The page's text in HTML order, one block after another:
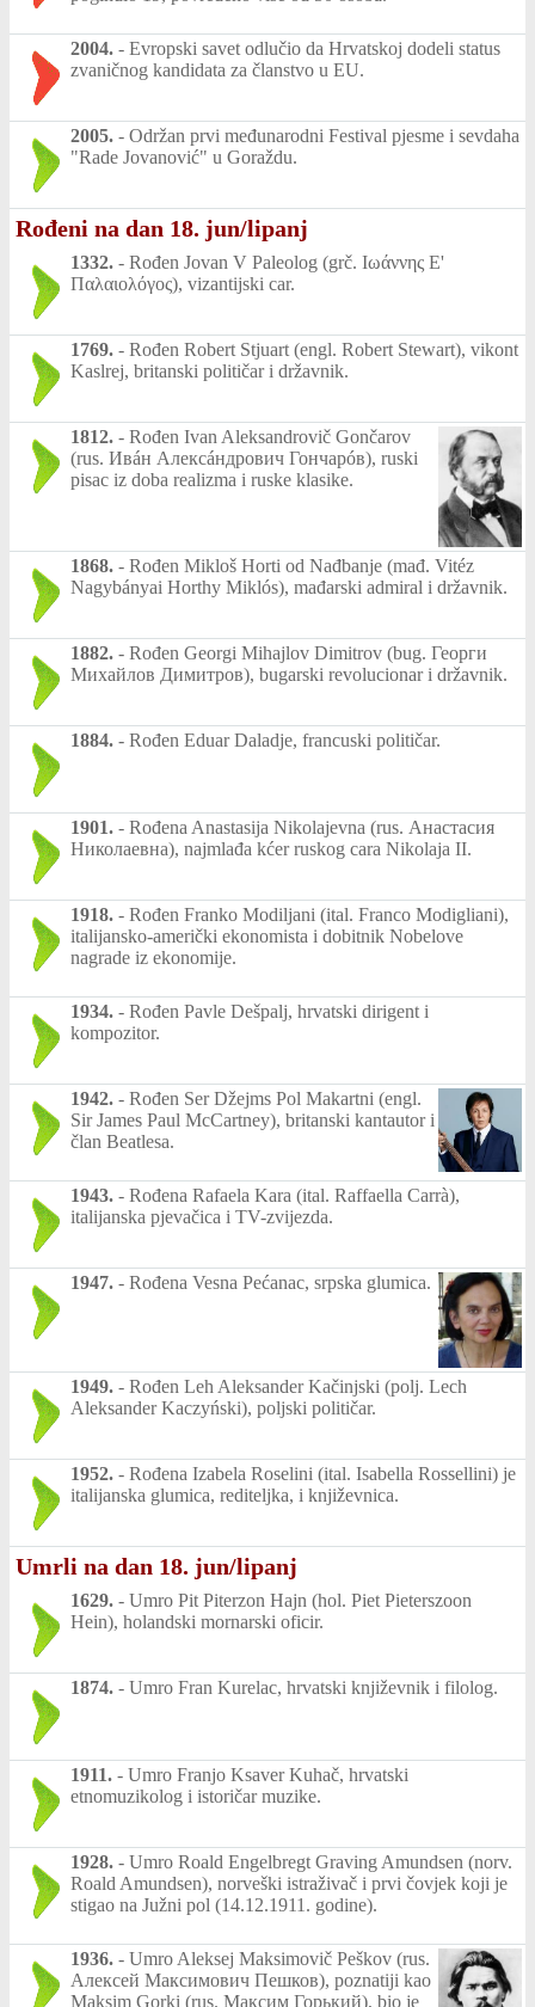
2004. - Evropski savet odlučio da Hrvatskoj dodeli status
zvaničnog kandidata za članstvo u EU.
2005. - Održan prvi međunarodni Festival pjesme i sevdaha
"Rade Jovanović" u Goraždu.
Rođeni na dan 18. jun/lipanj
1332. - Rođen Jovan V Paleolog (grč. Ιωάννης Ε'
Παλαιολόγος), vizantijski car.
1769. - Rođen Robert Stjuart (engl. Robert Stewart), vikont
Kaslrej, britanski političar i državnik.
1812. - Rođen Ivan Aleksandrovič Gončarov
(rus. Ивáн Алексáндрович Гончарóв), ruski
pisac iz doba realizma i ruske klasike.
1868. - Rođen Mikloš Horti od Nađbanje (mađ. Vitéz
Nagybányai Horthy Miklós), mađarski admiral i državnik.
1882. - Rođen Georgi Mihajlov Dimitrov (bug. Георги
Михайлов Димитров), bugarski revolucionar i državnik.
1884. - Rođen Eduar Daladje, francuski političar.
1901. - Rođena Anastasija Nikolajevna (rus. Анастасия
Николаевна), najmlađa kćer ruskog cara Nikolaja II.
1918. - Rođen Franko Modiljani (ital. Franco Modigliani),
italijansko-američki ekonomista i dobitnik Nobelove
nagrade iz ekonomije.
1934. - Rođen Pavle Dešpalj, hrvatski dirigent i
kompozitor.
1942. - Rođen Ser Džejms Pol Makartni (engl.
Sir James Paul McCartney), britanski kantautor i
član Beatlesa.
1943. - Rođena Rafaela Kara (ital. Raffaella Carrà),
italijanska pjevačica i TV-zvijezda.
1947. - Rođena Vesna Pećanac, srpska glumica.
1949. - Rođen Leh Aleksander Kačinjski (polj. Lech
Aleksander Kaczyński), poljski političar.
1952. - Rođena Izabela Roselini (ital. Isabella Rossellini) je
italijanska glumica, rediteljka, i književnica.
Umrli na dan 18. jun/lipanj
1629. - Umro Pit Piterzon Hajn (hol. Piet Pieterszoon
Hein), holandski mornarski oficir.
1874. - Umro Fran Kurelac, hrvatski književnik i filolog.
1911. - Umro Franjo Ksaver Kuhač, hrvatski
etnomuzikolog i istoričar muzike.
1928. - Umro Roald Engelbregt Graving Amundsen (norv.
Roald Amundsen), norveški istraživač i prvi čovjek koji je
stigao na Južni pol (14.12.1911. godine).
1936. - Umro Aleksej Maksimovič Peškov (rus.
Алексей Максимович Пешков), poznatiji kao
Maksim Gorki (rus. Максим Горький), bio je